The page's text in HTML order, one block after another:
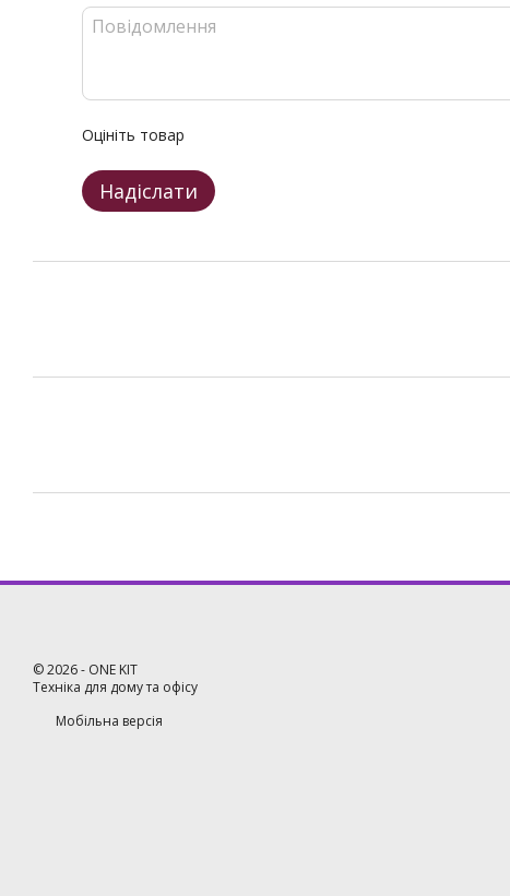
Оцініть товар
Надіслати
©2026- ONE KIT
Техніка для дому та офісу
Мобільна версія